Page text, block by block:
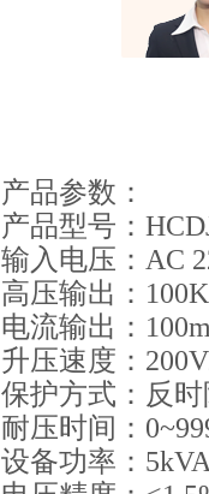
产品参数：
产品型号：
输入电压：AC
高压输出：
电流输出：
升压速度：
保护方式：反时
耐压时间：
设备功率：5kVA